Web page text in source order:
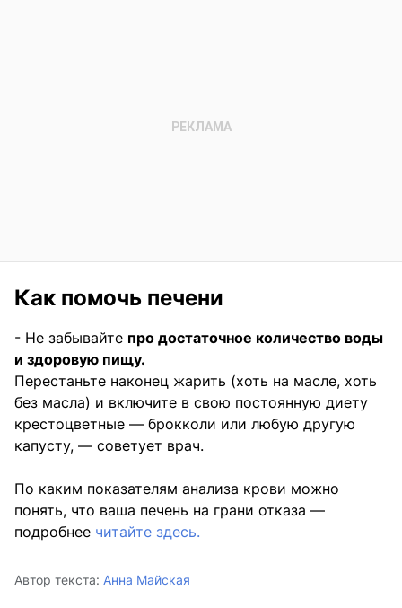
Как помочь печени
- Не забывайте про достаточное количество воды
и здоровую пищу.
Перестаньте наконец жарить (хоть на масле, хоть
без масла) и включите в свою постоянную диету
крестоцветные — брокколи или любую другую
капусту, — советует врач.
По каким показателям анализа крови можно
понять, что ваша печень на грани отказа —
подробнее читайте здесь.
Автор текста: Анна Майская